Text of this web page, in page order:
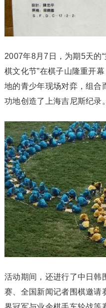
2007年8月7日，为期5天的
棋文化节”在棋子山隆重开
地的青少年现场对弈，组合
功地创造了上海吉尼斯纪录。
活动期间，还进行了中日韩
赛、全国新闻记者围棋邀请